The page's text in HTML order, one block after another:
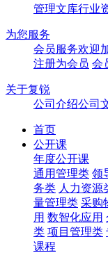
管理文库行业
为您服务
会员服务欢迎
注册为会员 会
关于复锐
公司介绍公司
首页
公开课
年度公开课
通用管理类 领
务类 人力资源
量管理类 采购
用 数智化应用
类 项目管理类
课程